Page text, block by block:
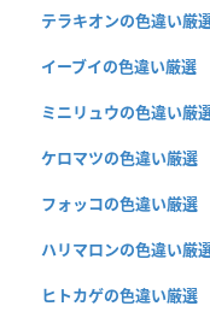
テラキオンの色違い厳
イーブイの色違い厳選
ミニリュウの色違い厳
ケロマツの色違い厳選
フォッコの色違い厳選
ハリマロンの色違い厳
ヒトカゲの色違い厳選